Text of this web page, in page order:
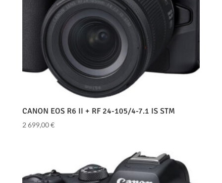
CANON EOS R6 II + RF 24-105/4-7.1 IS STM
2 699,00€